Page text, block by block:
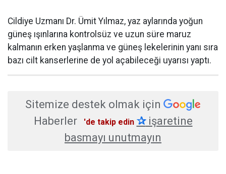
Cildiye Uzmanı Dr. Ümit Yılmaz, yaz aylarında yoğun
güneş ışınlarına kontrolsüz ve uzun süre maruz
kalmanın erken yaşlanma ve güneş lekelerinin yanı sıra
bazı cilt kanserlerine de yol açabileceği uyarısı yaptı.
Sitemize destek olmak için
Haberler
'de takip edin ✰işaretine
basmayı unutmayın